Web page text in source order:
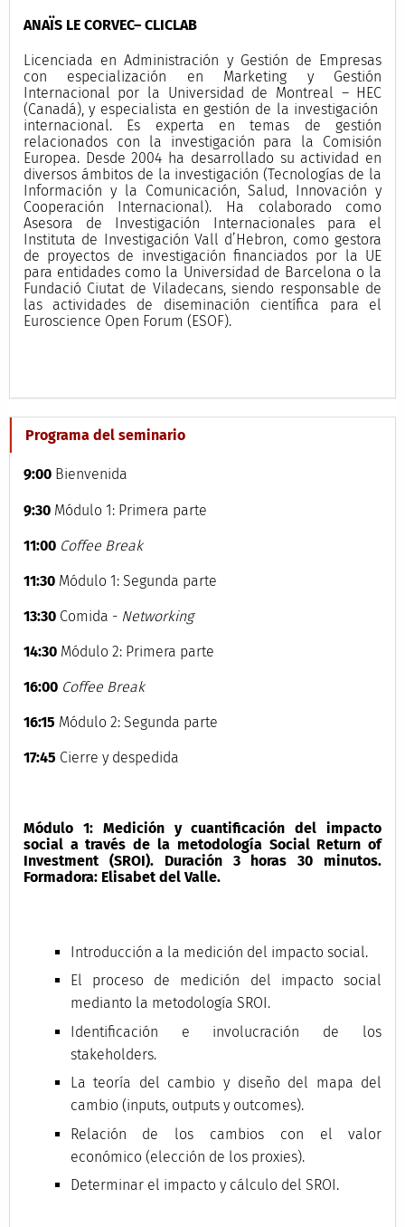
ANAÏS LE CORVEC– CLICLAB
Licenciada en Administración y Gestión de Empresas
con especialización en Marketing y Gestión
Internacional por la Universidad de Montreal – HEC
(Canadá), y especialista en gestión de la investigación
internacional. Es experta en temas de gestión
relacionados con la investigación para la Comisión
Europea. Desde 2004 ha desarrollado su actividad en
diversos ámbitos de la investigación (Tecnologías de la
Información y la Comunicación, Salud, Innovación y
Cooperación Internacional). Ha colaborado como
Asesora de Investigación Internacionales para el
Instituta de Investigación Vall d’Hebron, como gestora
de proyectos de investigación financiados por la UE
para entidades como la Universidad de Barcelona o la
Fundació Ciutat de Viladecans, siendo responsable de
las actividades de diseminación científica para el
Euroscience Open Forum (ESOF).
Programa del seminario
9:00 Bienvenida
9:30 Módulo 1: Primera parte
11:00 Coffee Break
11:30 Módulo 1: Segunda parte
13:30 Comida - Networking
14:30 Módulo 2: Primera parte
16:00 Coffee Break
16:15 Módulo 2: Segunda parte
17:45 Cierre y despedida
Módulo 1: Medición y cuantificación del impacto
social a través de la metodología Social Return of
Investment (SROI). Duración 3 horas 30 minutos.
Formadora: Elisabet del Valle.
Introducción a la medición del impacto social.
El proceso de medición del impacto social
medianto la metodología SROI.
Identificación e involucración de los
stakeholders.
La teoría del cambio y diseño del mapa del
cambio (inputs, outputs y outcomes).
Relación de los cambios con el valor
económico (elección de los proxies).
Determinar el impacto y cálculo del SROI.